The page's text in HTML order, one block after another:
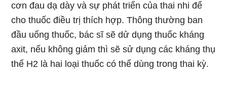
cơn đau dạ dày và sự phát triển của thai nhi để
cho thuốc điều trị thích hợp. Thông thường ban
đầu uống thuốc, bác sĩ sẽ dử dụng thuốc kháng
axit, nếu không giảm thì sẽ sử dụng các kháng thụ
thể H2 là hai loại thuốc có thể dùng trong thai kỳ.